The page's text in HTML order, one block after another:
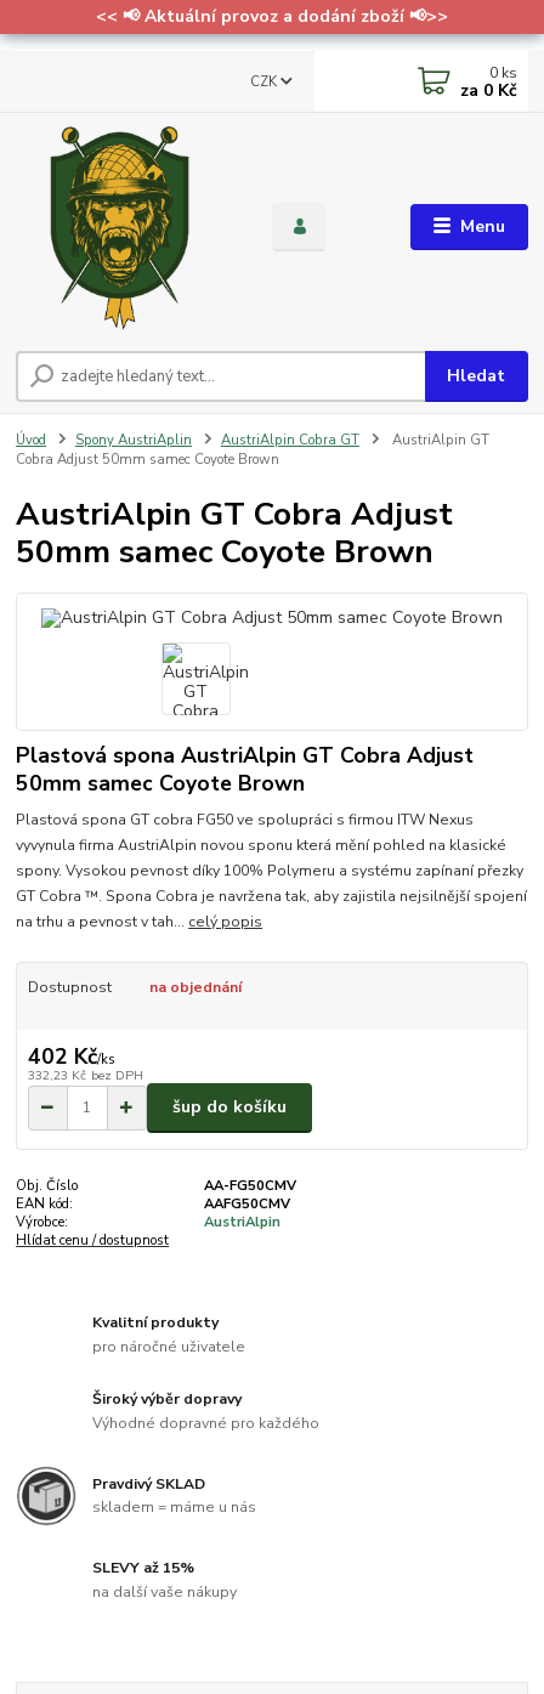
<< 📢 Aktuální provoz a dodání zboží 📢>>
Menu
CZK
Hledat
0 ks
za 0 Kč
Úvod Spony AustriAplin AustriAlpin Cobra GT
AustriAlpin GT
Cobra Adjust 50mm samec Coyote Brown
AustriAlpin GT Cobra Adjust
50mm samec Coyote Brown
Plastová spona AustriAlpin GT Cobra Adjust
50mm samec Coyote Brown
Plastová spona GT cobra FG50 ve spolupráci s firmou ITW Nexus
vyvynula firma AustriAlpin novou sponu která mění pohled na klasické
spony. Vysokou pevnost díky 100% Polymeru a systému zapínaní přezky
GT Cobra ™. Spona Cobra je navržena tak, aby zajistila nejsilnější spojení
na trhu a pevnost v tah... celý popis
Dostupnost na objednání
402 Kč/ks
332,23 Kč bez DPH
šup do košíku
Obj. Číslo
AA-FG50CMV
EAN kód:
AAFG50CMV
Výrobce:
AustriAlpin
Hlídat cenu / dostupnost
Kvalitní produkty
pro náročné uživatele
Široký výběr dopravy
Výhodné dopravné pro každého
Pravdivý SKLAD
skladem = máme u nás
SLEVY až 15%
na další vaše nákupy